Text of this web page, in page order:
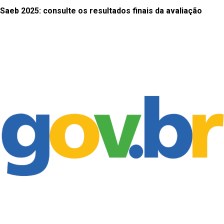
Saeb 2025: consulte os resultados finais da avaliação